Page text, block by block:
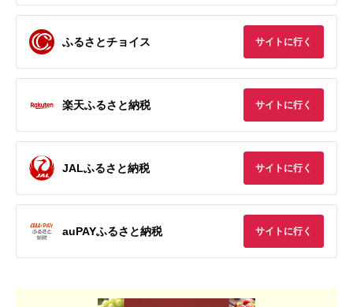
ふるさとチョイス サイトに行く
楽天ふるさと納税 サイトに行く
JALふるさと納税 サイトに行く
auPAYふるさと納税 サイトに行く